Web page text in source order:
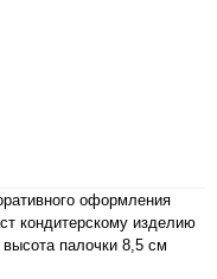
оформления
кондитерскому изделию
палочки 8,5 см